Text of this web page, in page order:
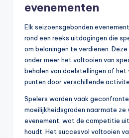
evenementen
Elk seizoensgebonden
rond een reeks uitdagingen die
om beloningen te verdienen.
onder meer het voltooien van
behalen van doelstellingen of het
punten door verschillende
Spelers worden vaak
moeilijkheidsgraden naarmate ze
evenement, wat de competitie
houdt. Het succesvol voltooien